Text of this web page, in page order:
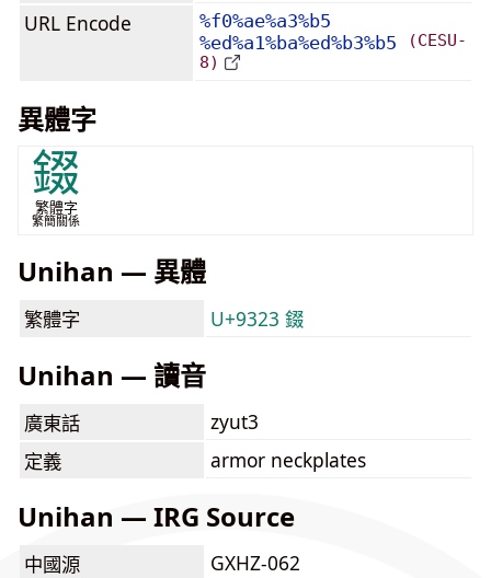
URL Encode
%f0%ae%a3%b5
%ed%a1%ba%ed%b3%b5
(CESU-
8)
異體字
錣
繁體字
繁簡關係
Unihan — 異體
繁體字 U+9323 錣
Unihan — 讀音
廣東話
zyut3
定義
armor neckplates
Unihan — IRG Source
中國源
GXHZ-062